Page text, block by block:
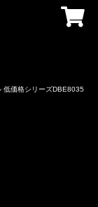
価格シリーズDBE8035